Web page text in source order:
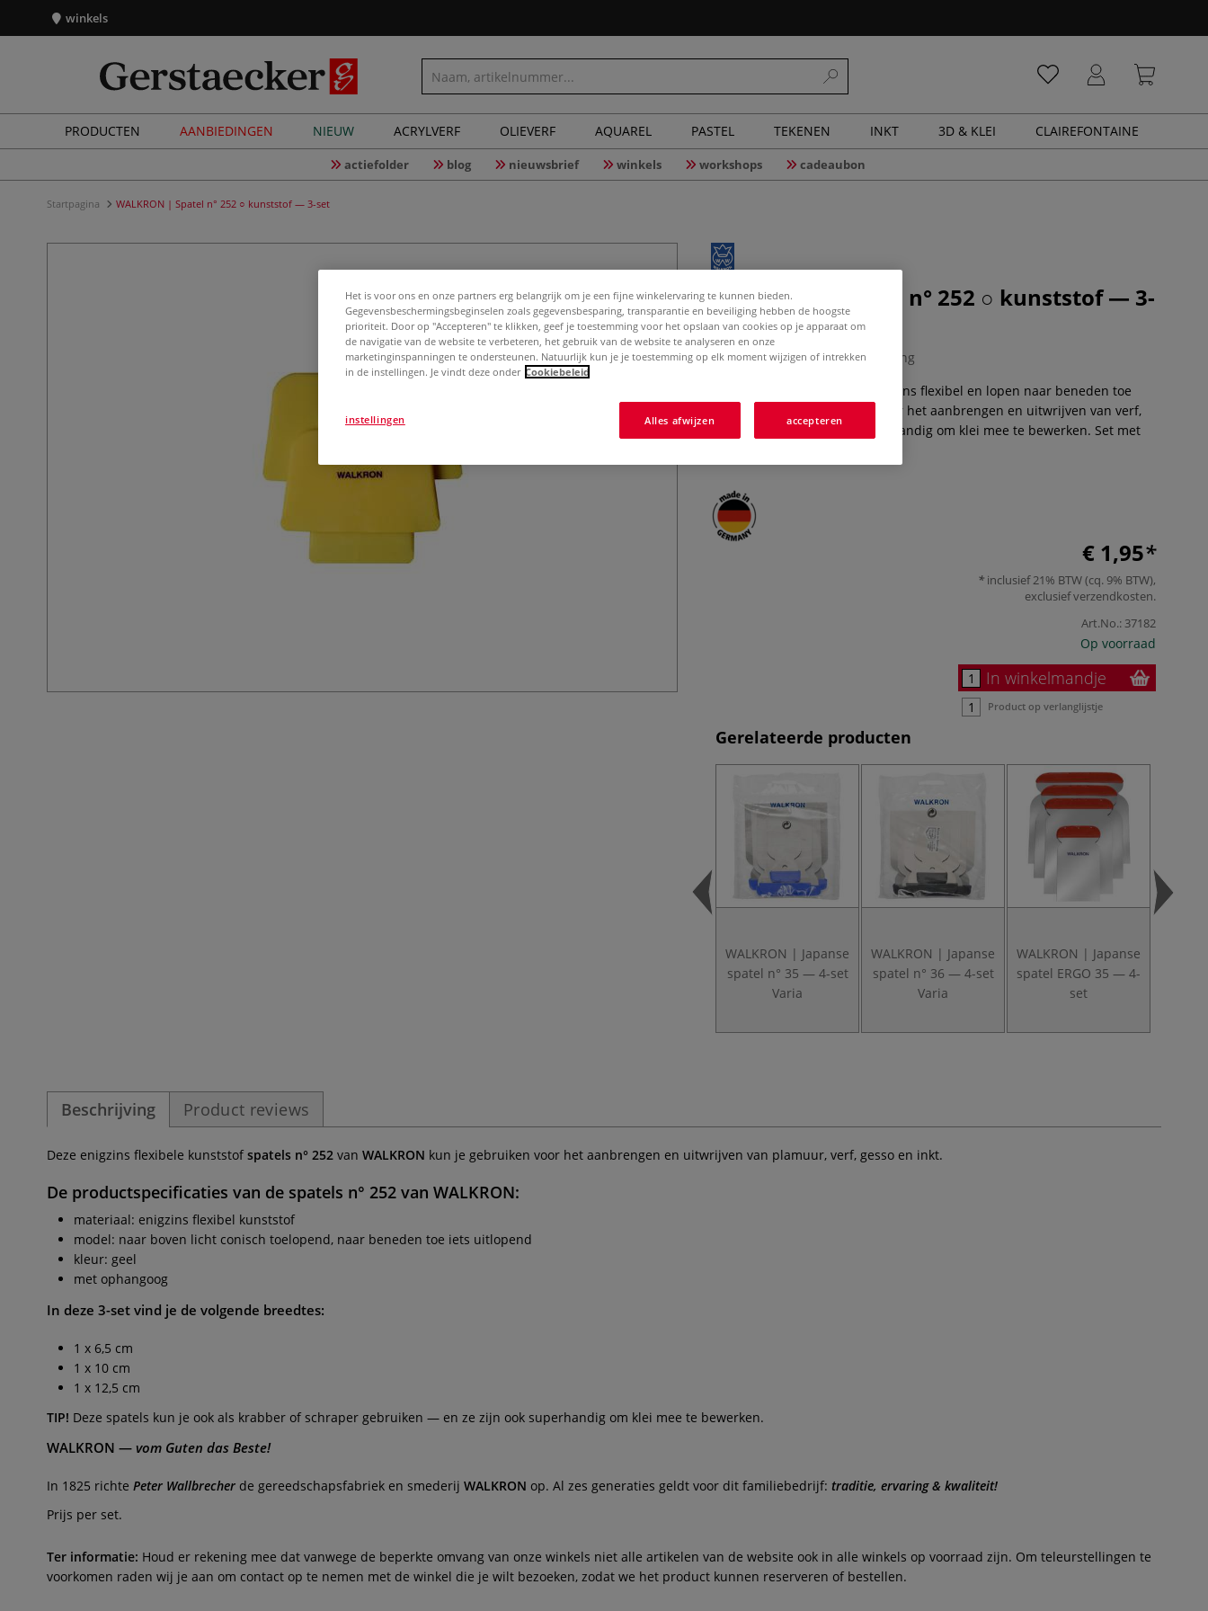
winkels
PRODUCTEN AANBIEDINGEN NIEUW ACRYLVERF OLIEVERF AQUAREL PASTEL TEKENEN INKT 3D & KLEI CLAIREFONTAINE
actiefolder blog nieuwsbrief winkels workshops cadeaubon
Startpagina WALKRON | Spatel n° 252 ○ kunststof — 3-set
WALKRON | Spatel n° 252 ○ kunststof — 3-
set
0 Beoordeling
Deze kunststof spatels zijn enigzins flexibel en lopen naar beneden toe
iets uit. Je kunt ze gebruiken voor het aanbrengen en uitwrijven van verf,
gesso en inkt. Ze zijn ook superhandig om klei mee te bewerken. Set met
€ 1,95
inclusief 21% BTW (cq. 9% BTW),
exclusiefverzendkosten.
Art.No.: 37182
Op voorraad
In winkelmandje
Product op verlanglijstje
Gerelateerde producten
WALKRON | Japanse
spatel n° 35 — 4-set
Varia
WALKRON | Japanse
spatel n° 36 — 4-set
Varia
WALKRON | Japanse
spatel ERGO 35 — 4-
set
Beschrijving Product reviews
Deze enigzins flexibele kunststof spatels n° 252 van WALKRON kun je gebruiken voor het aanbrengen en uitwrijven van plamuur, verf, gesso en inkt.
De productspecificaties van de spatels n° 252 van WALKRON:
materiaal: enigzins flexibel kunststof
model: naar boven licht conisch toelopend, naar beneden toe iets uitlopend
kleur: geel
met ophangoog
In deze 3-set vind je de volgende breedtes:
1 x 6,5 cm
1 x 10 cm
1 x 12,5 cm
TIP! Deze spatels kun je ook als krabber of schraper gebruiken — en ze zijn ook superhandig om klei mee te bewerken.
WALKRON — vom Guten das Beste!
In 1825 richte Peter Wallbrecher de gereedschapsfabriek en smederij WALKRON op. Al zes generaties geldt voor dit familiebedrijf: traditie, ervaring & kwaliteit!
Prijs per set.
Ter informatie: Houd er rekening mee dat vanwege de beperkte omvang van onze winkels niet alle artikelen van de website ook in alle winkels op voorraad zijn. Om teleurstellingen te
voorkomen raden wij je aan om contact op te nemen met de winkel die je wilt bezoeken, zodat we het product kunnen reserveren of bestellen.
Het is voor ons en onze partners erg belangrijk om je een fijne winkelervaring te kunnen bieden.
Gegevensbeschermingsbeginselen zoals gegevensbesparing, transparantie en beveiliging hebben de hoogste
prioriteit. Door op "Accepteren" te klikken, geef je toestemming voor het opslaan van cookies op je apparaat om
de navigatie van de website te verbeteren, het gebruik van de website te analyseren en onze
marketinginspanningen te ondersteunen. Natuurlijk kun je je toestemming op elk moment wijzigen of intrekken
in de instellingen. Je vindt deze onder Cookiebeleid
Alles afwijzen accepteren
instellingen